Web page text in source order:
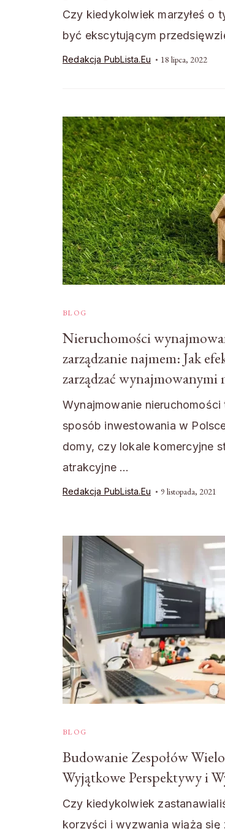
Czy kiedykolwiek marzyłeś o
być ekscytującym
Redakcja PubLista.eu 18 lipca, 2022
BLOG
Nieruchomości
zarządzanie najmem: Jak
zarządzać wynajmowanymi
Wynajmowanie
sposób inwestowania w
domy, czy lokale komercyjne
atrakcyjne …
Redakcja PubLista.eu 9 listopada, 2021
BLOG
Budowanie Zespołów
Wyjątkowe Perspektywy i
Czy kiedykolwiek
korzyści i wyzwania wiążą się